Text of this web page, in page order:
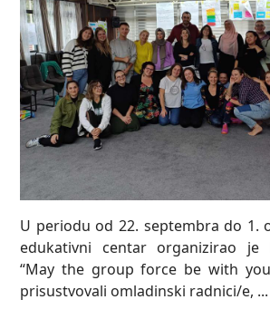
U periodu od 22. septembra do 1.
edukativni centar organizirao je
“May the group force be with
prisustvovali omladinski radnici/e, ...